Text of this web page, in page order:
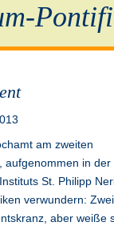
am zweiten
aufgenommen in der
St. Philipp
verwundern: Zwei
aber weiße